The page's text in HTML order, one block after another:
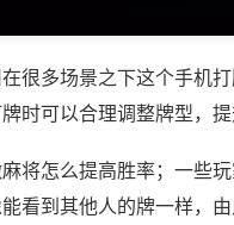
很多场景之下这个手机
时可以合理调整牌型，
将怎么提高胜率；一些
看到其他人的牌一样，